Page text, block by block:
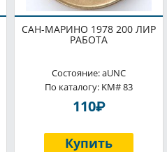
САН-МАРИНО 1978 200 ЛИР
РАБОТА
Состояние: aUNC
По каталогу: KM# 83
110P
Купить